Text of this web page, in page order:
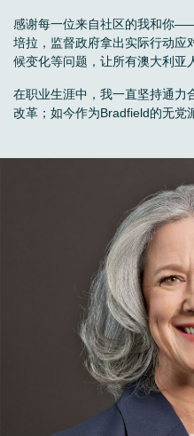
感谢每一位来自社区的我和你
培拉，监督政府拿出实际行动应
候变化等问题，让所有澳大利亚
在职业生涯中，我一直坚持通力
改革；如今作为Bradfield的无党